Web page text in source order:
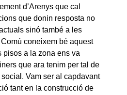
d’Arenys que cal
que donin resposta no
sinó també a les
coneixem bé aquest
pisos a la zona ens va
que ara tenim per tal de
Vam ser al capdavant
tant en la construcció de